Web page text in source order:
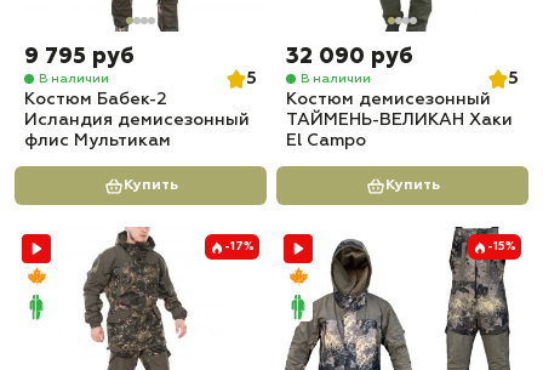
9 795 руб
В наличии
5
Костюм Бабек-2
Исландия демисезонный
флис Мультикам
Купить
32 090 руб
В наличии
5
Костюм демисезонный
ТАЙМЕНЬ-ВЕЛИКАН Хаки
El Campo
Купить
-17% -15%